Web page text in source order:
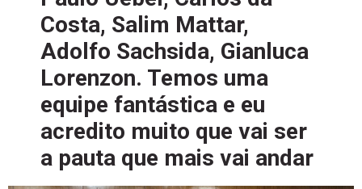
Costa, Salim Mattar,
Adolfo Sachsida, Gianluca
Lorenzon. Temos uma
equipe fantástica e eu
acredito muito que vai ser
a pauta que mais vai andar